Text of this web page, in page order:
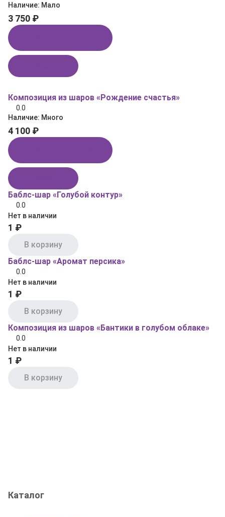
Наличие: Мало
3 750 ₽
Композиция из шаров «Рождение счастья»
0.0
Наличие: Много
4 100 ₽
Баблс-шар «Голубой контур»
0.0
Нет в наличии
1 ₽
В корзину
Баблс-шар «Аромат персика»
0.0
Нет в наличии
1 ₽
В корзину
Композиция из шаров «Бантики в голубом облаке»
0.0
Нет в наличии
1 ₽
В корзину
Каталог